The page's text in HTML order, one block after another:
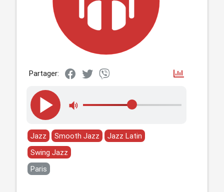
Partager:
Jazz Smooth Jazz
Jazz Latin
Swing Jazz
Paris